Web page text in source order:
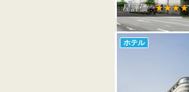
星評価 :★★★★
ホテル